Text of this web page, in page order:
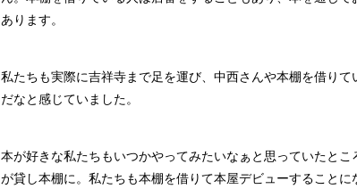
あります。
私たちも実際に吉祥寺まで足を運び、中西さんや本棚を借り
だなと感じていました。
本が好きな私たちもいつかやってみたいなぁと思っていたと
が貸し本棚に。私たちも本棚を借りて本屋デビューすることに